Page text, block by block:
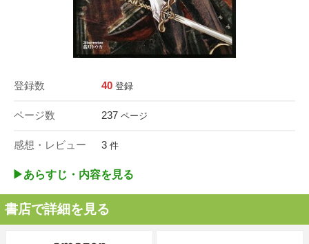
登録数 40 登録
ページ数 237 ページ
感想・レビュー 3 件
▶︎あらすじ・内容を見る
書店で詳細を見る